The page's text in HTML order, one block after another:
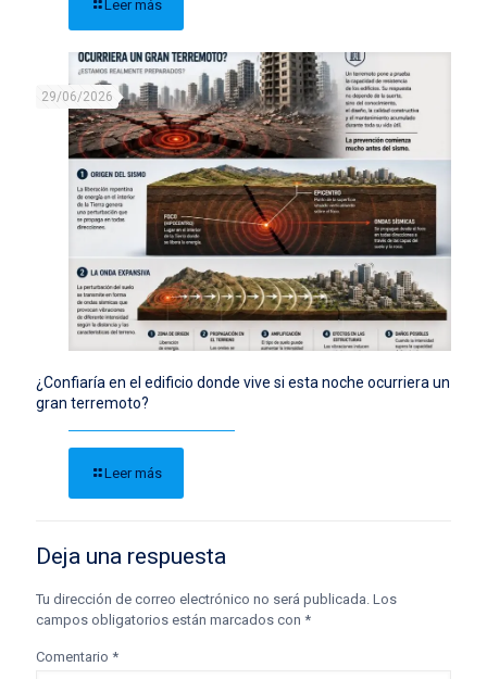
Leer más
29/06/2026
¿Confiaría en el edificio donde vive si esta noche ocurriera un
gran terremoto?
Leer más
Deja una respuesta
Tu dirección de correo electrónico no será publicada. Los
campos obligatorios están marcados con *
Comentario *